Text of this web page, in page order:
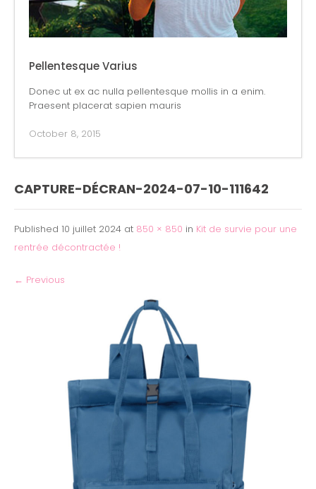
Pellentesque Varius
Donec ut ex ac nulla pellentesque mollis in a enim.
Praesent placerat sapien mauris
October 8, 2015
CAPTURE-DÉCRAN-2024-07-10-111642
Published 10 juillet 2024 at 850 × 850 in Kit de survie pour une
rentrée décontractée !
← Previous